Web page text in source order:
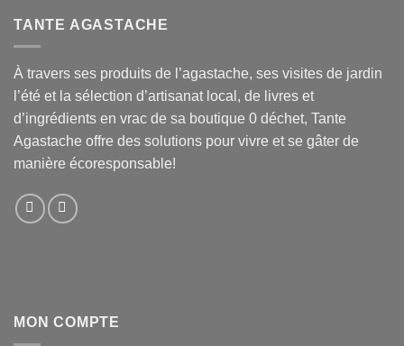
TANTE AGASTACHE
À travers ses produits de l’agastache, ses visites de jardin
l’été et la sélection d’artisanat local, de livres et
d’ingrédients en vrac de sa boutique 0 déchet, Tante
Agastache offre des solutions pour vivre et se gâter de
manière écoresponsable!
MON COMPTE